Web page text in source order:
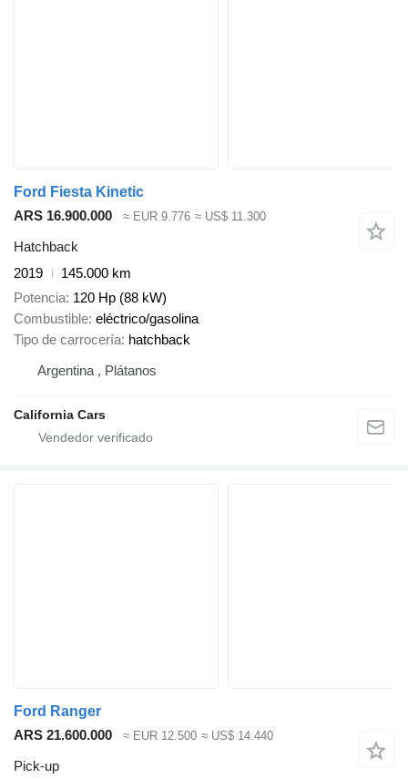
Ford Fiesta Kinetic
ARS 16.900.000
≈ EUR 9.776 ≈ US$ 11.300
Hatchback
2019
145.000 km
Potencia 120 Hp (88 kW)
Combustible eléctrico/gasolina
Tipo de carrocería hatchback
Argentina , Plátanos
California Cars
Ford Ranger
ARS 21.600.000
≈ EUR 12.500 ≈ US$ 14.440
Pick-up